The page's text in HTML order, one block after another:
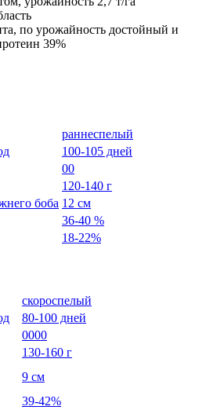
по урожайность достойный и
39%
раннеспелый
100-105 дней
00
120-140 г
боба 12 см
36-40 %
18-22%
скороспелый
80-100 дней
0000
130-160 г
9 см
39-42%